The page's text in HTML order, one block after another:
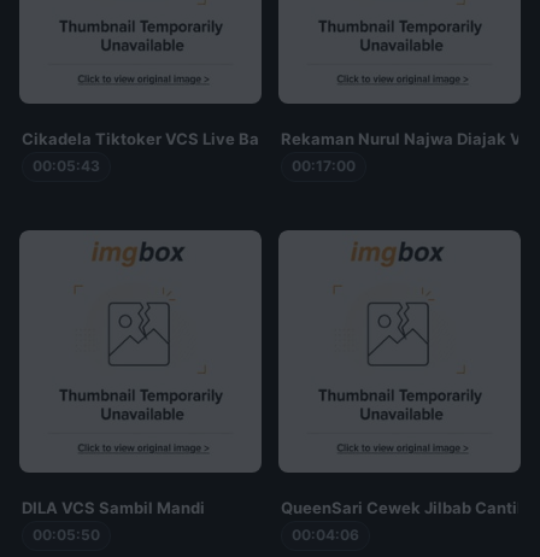
Cikadela Tiktoker VCS Live Bar2 di APK Sebelah
00:05:43
Rekaman Nurul Najwa Diajak
00:17:00
DILA VCS Sambil Mandi
00:05:50
QueenSari Cewek Jilbab Cantik
00:04:06